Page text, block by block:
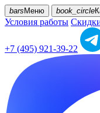
bars Меню book_circle
Условия работы
+7 (495) 921-39-22